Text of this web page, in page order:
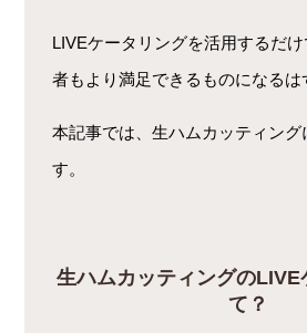
LIVEケータリングを活用するだ
者もより満足できるものになるは
本記事では、生ハムカッティング
す。
生ハムカッティングのLIVE
て？